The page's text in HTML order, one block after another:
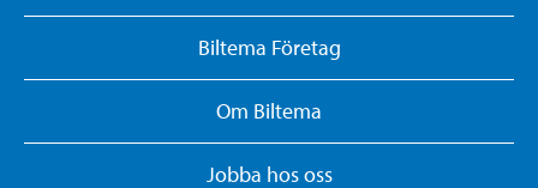
Biltema Företag
Om Biltema
Jobba hos oss